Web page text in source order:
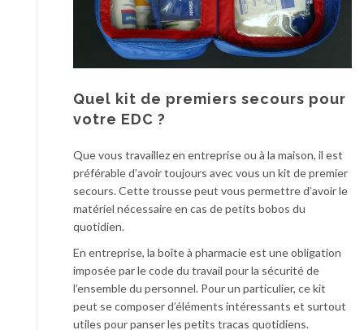
Quel kit de premiers secours pour
votre EDC ?
Que vous travaillez en entreprise ou à la maison, il est
préférable d’avoir toujours avec vous un kit de premier
secours. Cette trousse peut vous permettre d’avoir le
matériel nécessaire en cas de petits bobos du
quotidien.
En entreprise, la boîte à pharmacie est une obligation
imposée par le code du travail pour la sécurité de
l’ensemble du personnel. Pour un particulier, ce kit
peut se composer d’éléments intéressants et surtout
utiles pour panser les petits tracas quotidiens.